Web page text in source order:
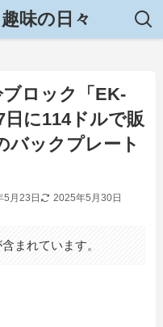
味の日々
ロック「EK-
日に114ドルで販
バックプレート
5月23日 2025年5月30日
まれています。